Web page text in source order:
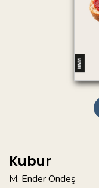
Kubur
M. Ender Öndeş